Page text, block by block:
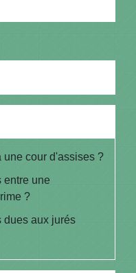
une cour d'assises ?
entre une
?
dues aux jurés